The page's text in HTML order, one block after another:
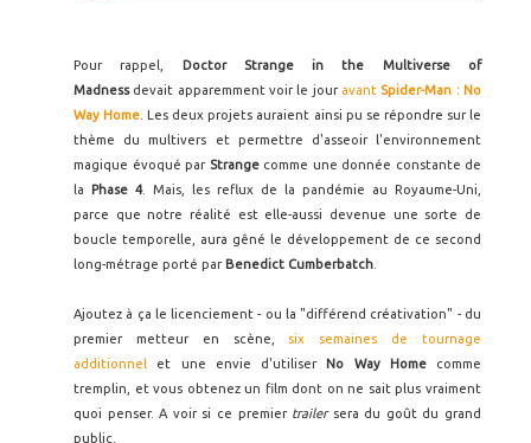
Pour rappel,
Doctor Strange in the Multiverse of
Madnessdevait apparemment voir le jour avant Spider-Man : No
Way Home . Les deux projets auraient ainsi pu se répondre sur le
thème du multivers et permettre d'asseoir l'environnement
magique évoqué par Strangecomme une donnée constante de
la
Phase 4. Mais, les reflux de la pandémie au Royaume-Uni,
parce que notre réalité est elle-aussi devenue une sorte de
boucle temporelle, aura gêné le développement de ce second
long-métrage porté par Benedict Cumberbatch
Ajoutez à ça le licenciement - ou la "différend créativation" - du
premier metteur en scène, six semaines de tournage
additionnel
et une envie d'utiliser No Way Homecomme
tremplin, et vous obtenez un film dont on ne sait plus vraiment
quoi penser. A voir si ce premier trailersera du goût du grand
public.